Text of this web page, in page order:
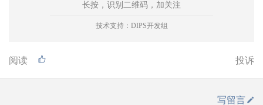
长按，识别二维码，加关注
技术支持：DIPS开发组
阅读 投诉
写留言